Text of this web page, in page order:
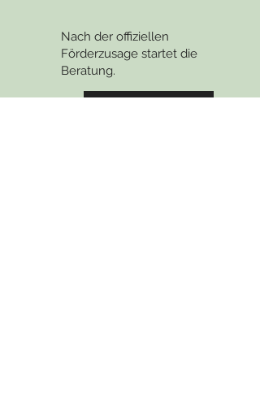
Nach der offiziellen
Förderzusage startet die
Beratung.